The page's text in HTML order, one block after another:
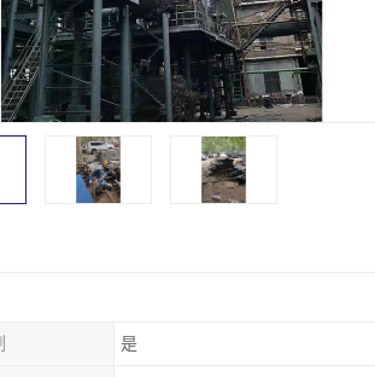
是